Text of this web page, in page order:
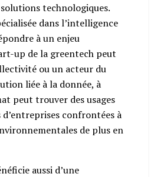
technologiques.
dans l’intelligence
à un enjeu
up de la greentech peut
ou un acteur du
liée à la donnée, à
peut trouver des usages
confrontées à
de plus en
aussi d’une